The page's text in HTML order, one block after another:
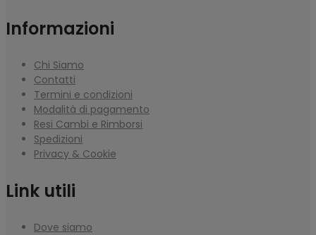
Informazioni
Chi Siamo
Contatti
Termini e condizioni
Modalità di pagamento
Resi Cambi e Rimborsi
Spedizioni
Privacy & Cookie
Link utili
Dove siamo